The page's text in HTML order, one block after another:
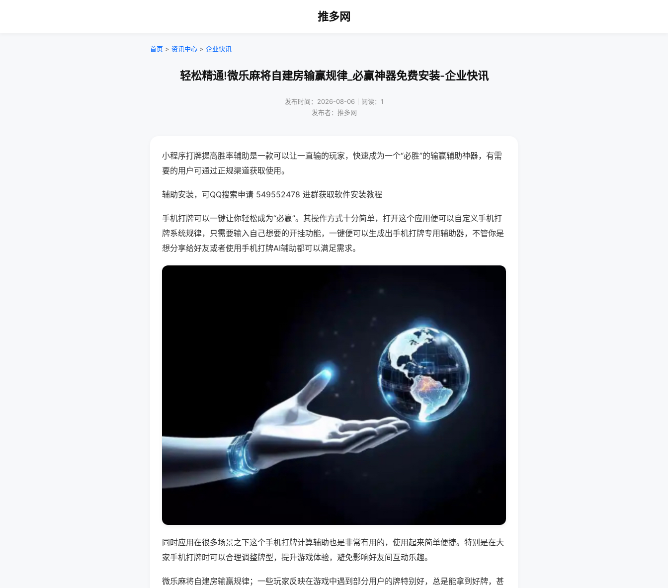
推多网
首页 > 资讯中心 > 企业快讯
轻松精通!微乐麻将自建房输赢规律_必赢神器免费安装-企业快讯
发布时间：2026-08-06｜阅读：1
发布者：推多网
小程序打牌提高胜率辅助是一款可以让一直输的玩家，快速成为一个“必胜”的输赢辅助神器，有需
要的用户可通过正规渠道获取使用。
辅助安装，可QQ搜索申请 549552478 进群获取软件安装教程
手机打牌可以一键让你轻松成为“必赢”。其操作方式十分简单，打开这个应用便可以自定义手机打
牌系统规律，只需要输入自己想要的开挂功能，一键便可以生成出手机打牌专用辅助器，不管你是
想分享给好友或者使用手机打牌AI辅助都可以满足需求。
同时应用在很多场景之下这个手机打牌计算辅助也是非常有用的，使用起来简单便捷。特别是在大
家手机打牌时可以合理调整牌型，提升游戏体验，避免影响好友间互动乐趣。
微乐麻将自建房输赢规律；一些玩家反映在游戏中遇到部分用户的牌特别好，总是能拿到好牌，甚